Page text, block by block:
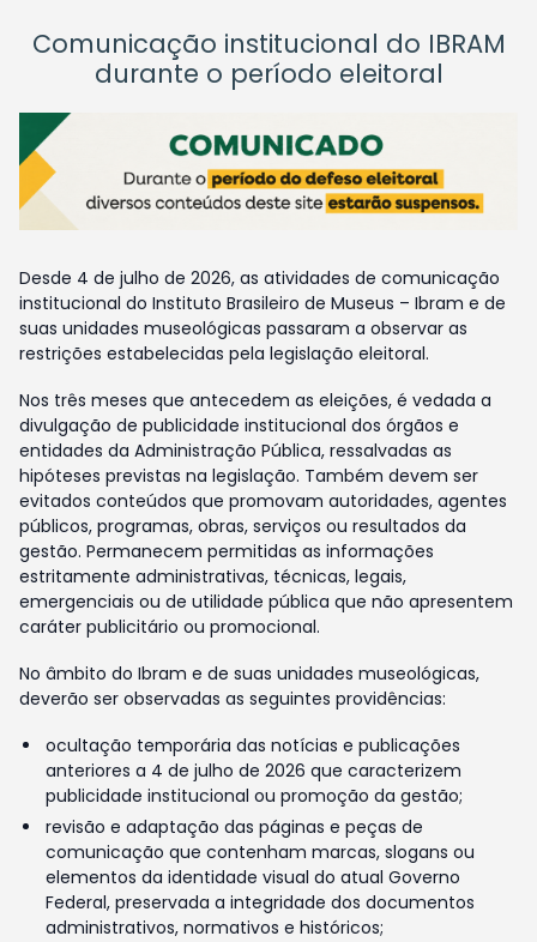
Comunicação institucional do IBRAM
durante o período eleitoral
Desde 4 de julho de 2026, as atividades de comunicação
institucional do Instituto Brasileiro de Museus – Ibram e de
suas unidades museológicas passaram a observar as
restrições estabelecidas pela legislação eleitoral.
Nos três meses que antecedem as eleições, é vedada a
divulgação de publicidade institucional dos órgãos e
entidades da Administração Pública, ressalvadas as
hipóteses previstas na legislação. Também devem ser
evitados conteúdos que promovam autoridades, agentes
públicos, programas, obras, serviços ou resultados da
gestão. Permanecem permitidas as informações
estritamente administrativas, técnicas, legais,
emergenciais ou de utilidade pública que não apresentem
caráter publicitário ou promocional.
No âmbito do Ibram e de suas unidades museológicas,
deverão ser observadas as seguintes providências:
ocultação temporária das notícias e publicações
anteriores a 4 de julho de 2026 que caracterizem
publicidade institucional ou promoção da gestão;
revisão e adaptação das páginas e peças de
comunicação que contenham marcas, slogans ou
elementos da identidade visual do atual Governo
Federal, preservada a integridade dos documentos
administrativos, normativos e históricos;